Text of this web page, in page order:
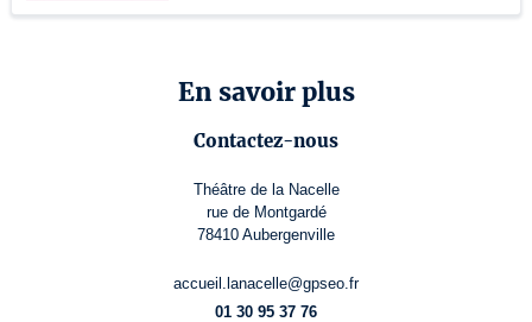
En savoir plus
Contactez-nous
Théâtre de la Nacelle
rue de Montgardé
78410 Aubergenville
accueil.lanacelle@gpseo.fr
01 30 95 37 76